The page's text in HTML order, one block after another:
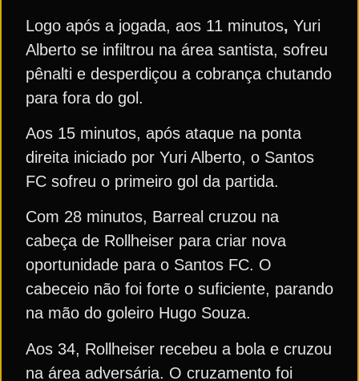
Logo após a jogada, aos 11 minutos, Yuri
Alberto se infiltrou na área santista, sofreu
pênalti e desperdiçou a cobrança chutando
para fora do gol.
Aos 15 minutos, após ataque na ponta
direita iniciado por Yuri Alberto, o Santos
FC sofreu o primeiro gol da partida.
Com 28 minutos, Barreal cruzou na
cabeça de Rollheiser para criar nova
oportunidade para o Santos FC. O
cabeceio não foi forte o suficiente, parando
na mão do goleiro Hugo Souza.
Aos 34, Rollheiser recebeu a bola e cruzou
na área adversária. O cruzamento foi